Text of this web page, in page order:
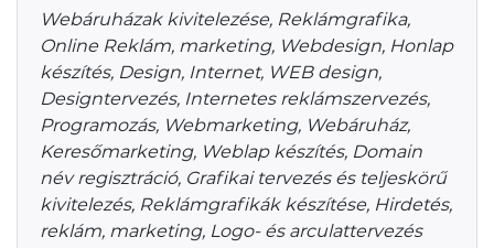
Webáruházak kivitelezése, Reklámgrafika,
Online Reklám, marketing, Webdesign, Honlap
készítés, Design, Internet, WEB design,
Designtervezés, Internetes reklámszervezés,
Programozás, Webmarketing, Webáruház,
Keresőmarketing, Weblap készítés, Domain
név regisztráció, Grafikai tervezés és teljeskörű
kivitelezés, Reklámgrafikák készítése, Hirdetés,
reklám, marketing, Logo- és arculattervezés